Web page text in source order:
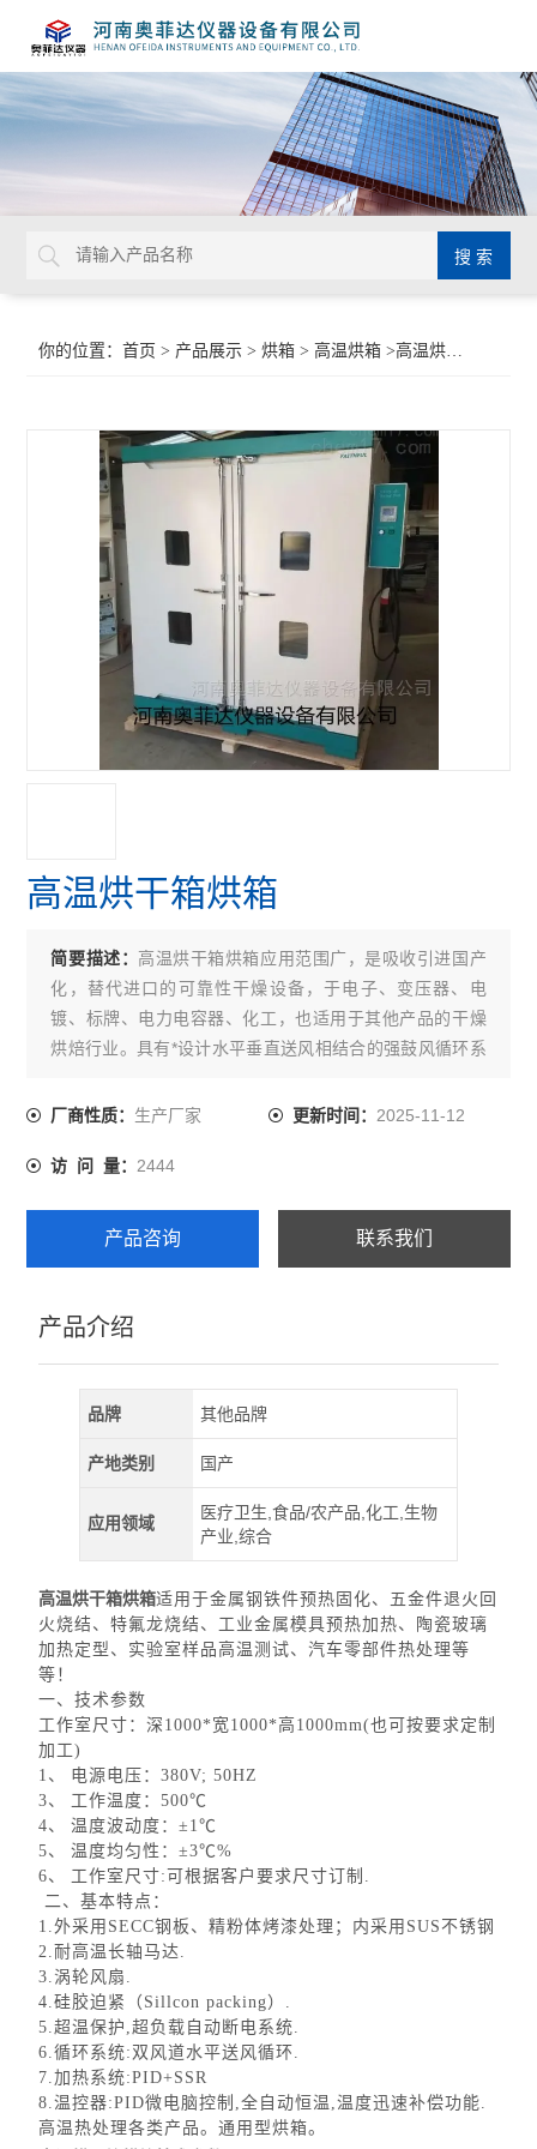
你的位置：首页 > 产品展示 >烘箱 > 高温烘箱 >高温烘干箱烘箱
高温烘干箱烘箱
简要描述： 高温烘干箱烘箱应用范围广，是吸收引进国产
化，替代进口的可靠性干燥设备，于电子、变压器、电
镀、标牌、电力电容器、化工，也适用于其他产品的干燥
烘焙行业。具有*设计水平垂直送风相结合的强鼓风循环系
厂商性质： 生产厂家 更新时间： 2025-11-12
访 问 量：2444
产品咨询 联系我们
产品介绍
品牌 其他品牌
产地类别 国产
应用领域
医疗卫生,食品/农产品,化工,生物
产业,综合
高温烘干箱烘箱适用于金属钢铁件预热固化、五金件退火回
火烧结、特氟龙烧结、工业金属模具预热加热、陶瓷玻璃
加热定型、实验室样品高温测试、汽车零部件热处理等
等！
一、技术参数
工作室尺寸：深 1000* 宽1000* 高 1000mm(也可按要求定制
加工)
1 、 电源电压：380V; 50HZ
3、 工作温度：500℃
4、 温度波动度：± 1℃
5、 温度均匀性：±3℃%
6、 工作室尺寸: 可根据客户要求尺寸订制 .
二、基本特点：
1.外采用 SECC钢板、精粉体烤漆处理；内采用 SUS 不锈钢
2. 耐高温长轴马达.
3. 涡轮风扇 .
4.硅胶迫紧（ Sillcon packing） .
5.超温保护 ,超负载自动断电系统.
6.循环系统: 双风道水平送风循环 .
7.加热系统:PID+SSR
8.温控器:PID微电脑控制 ,全自动恒温 ,温度迅速补偿功能.
高温热处理各类产品。通用型烘箱。